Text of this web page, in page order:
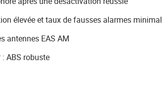
élevée et taux de fausses alarmes minimal
antennes EAS AM
ABS robuste